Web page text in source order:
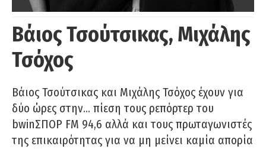
Βάιος Τσούτσικας, Μιχάλης
Τσόχος
Βάιος Τσούτσικας και Μιχάλης Τσόχος έχουν για
δύο ώρες στην… πίεση τους ρεπόρτερ του
bwinΣΠΟΡ FM 94,6 αλλά και τους πρωταγωνιστές
της επικαιρότητας για να μη μείνει καμία απορία